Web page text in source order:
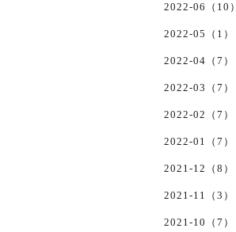
2022-06（10）
2022-05（1）
2022-04（7）
2022-03（7）
2022-02（7）
2022-01（7）
2021-12（8）
2021-11（3）
2021-10（7）